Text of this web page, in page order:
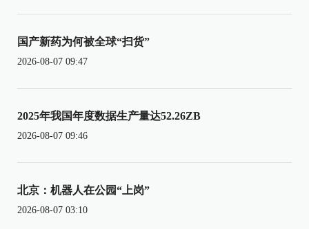
国产新药为何被全球“扫货”
2026-08-07 09:47
2025年我国年度数据生产量达52.26ZB
2026-08-07 09:46
北京：机器人在公园“上岗”
2026-08-07 03:10